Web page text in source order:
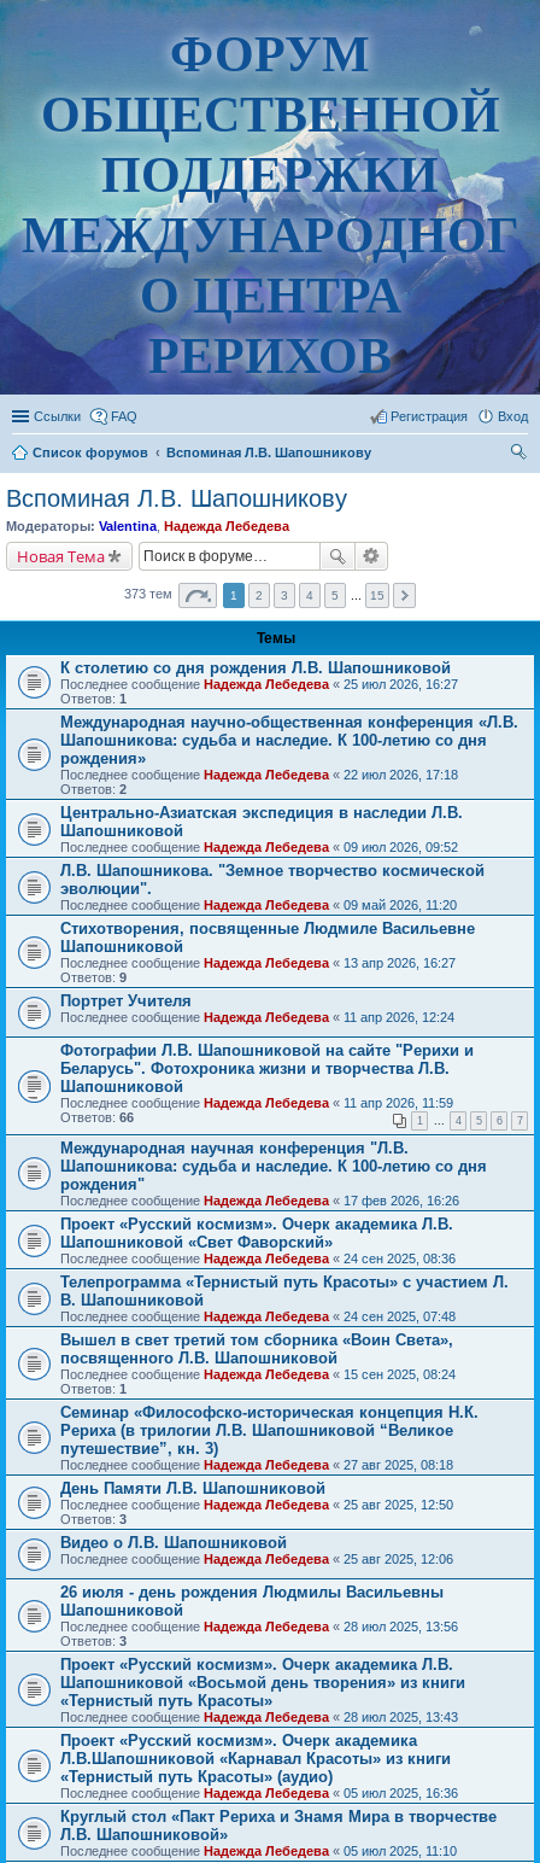
ФОРУМ
ОБЩЕСТВЕННОЙ
ПОДДЕРЖКИ
МЕЖДУНАРОДНОГ
О ЦЕНТРА
РЕРИХОВ
Ссылки FAQ Вход
Регистрация
Список форумов
Вспоминая Л.В. Шапошникову
Вспоминая Л.В. Шапошникову
Модераторы: Valentina Надежда Лебедева
Новая Тема
373 тем 1 2 3 4 5 15
Темы
К столетию со дня рождения Л.В. Шапошниковой
Последнее сообщение Надежда Лебедева « 25 июл 2026, 16:27
Ответов: 1
Международная научно-общественная конференция «Л.В.
Шапошникова: судьба и наследие. К 100-летию со дня
рождения»
Последнее сообщение Надежда Лебедева « 22 июл 2026, 17:18
Ответов: 2
Центрально-Азиатская экспедиция в наследии Л.В.
Шапошниковой
Последнее сообщение Надежда Лебедева « 09 июл 2026, 09:52
Л.В. Шапошникова. "Земное творчество космической
эволюции".
Последнее сообщение Надежда Лебедева « 09 май 2026, 11:20
Стихотворения, посвященные Людмиле Васильевне
Шапошниковой
Последнее сообщение Надежда Лебедева « 13 апр 2026, 16:27
Ответов: 9
Портрет Учителя
Последнее сообщение Надежда Лебедева « 11 апр 2026, 12:24
Фотографии Л.В. Шапошниковой на сайте "Рерихи и
Беларусь". Фотохроника жизни и творчества Л.В.
Шапошниковой
Последнее сообщение Надежда Лебедева « 11 апр 2026, 11:59
Ответов: 66 1 4 5 6 7
Международная научная конференция "Л.В.
Шапошникова: судьба и наследие. К 100-летию со дня
рождения"
Последнее сообщение Надежда Лебедева « 17 фев 2026, 16:26
Проект «Русский космизм». Очерк академика Л.В.
Шапошниковой «Свет Фаворский»
Последнее сообщение Надежда Лебедева « 24 сен 2025, 08:36
Телепрограмма «Тернистый путь Красоты» с участием Л.
В. Шапошниковой
Последнее сообщение Надежда Лебедева « 24 сен 2025, 07:48
Вышел в свет третий том сборника «Воин Света»,
посвященного Л.В. Шапошниковой
Последнее сообщение Надежда Лебедева « 15 сен 2025, 08:24
Ответов: 1
Семинар «Философско-историческая концепция Н.К.
Рериха (в трилогии Л.В. Шапошниковой “Великое
путешествие”, кн. 3)
Последнее сообщение Надежда Лебедева « 27 авг 2025, 08:18
День Памяти Л.В. Шапошниковой
Последнее сообщение Надежда Лебедева « 25 авг 2025, 12:50
Ответов: 3
Видео о Л.В. Шапошниковой
Последнее сообщение Надежда Лебедева « 25 авг 2025, 12:06
26 июля - день рождения Людмилы Васильевны
Шапошниковой
Последнее сообщение Надежда Лебедева « 28 июл 2025, 13:56
Ответов: 3
Проект «Русский космизм». Очерк академика Л.В.
Шапошниковой «Восьмой день творения» из книги
«Тернистый путь Красоты»
Последнее сообщение Надежда Лебедева « 28 июл 2025, 13:43
Проект «Русский космизм». Очерк академика
Л.В.Шапошниковой «Карнавал Красоты» из книги
«Тернистый путь Красоты» (аудио)
Последнее сообщение Надежда Лебедева « 05 июл 2025, 16:36
Круглый стол «Пакт Рериха и Знамя Мира в творчестве
Л.В. Шапошниковой»
Последнее сообщение Надежда Лебедева « 05 июл 2025, 11:10